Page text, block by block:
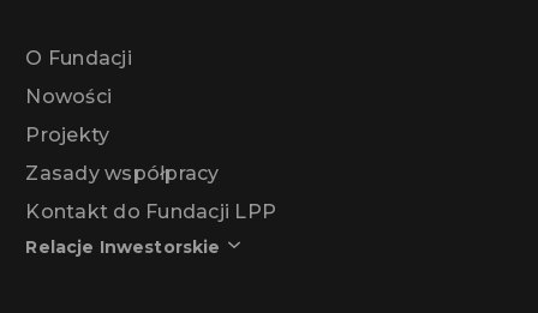
O Fundacji
Nowości
Projekty
Zasady współpracy
Kontakt do Fundacji LPP
Relacje Inwestorskie